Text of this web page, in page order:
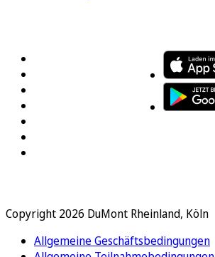
Copyright 2026 DuMont Rheinland, Köln
Allgemeine Geschäftsbedingungen